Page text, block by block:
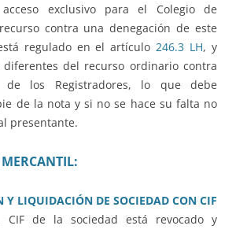
exclusivo para el Colegio de
contra una denegación de este
regulado en el artículo 246.3 LH, y
del recurso ordinario contra
de los Registradores, lo que debe
de la nota y si no se hace su falta no
presentante.
LIQUIDACIÓN DE SOCIEDAD CON CIF
CIF de la sociedad está revocado y